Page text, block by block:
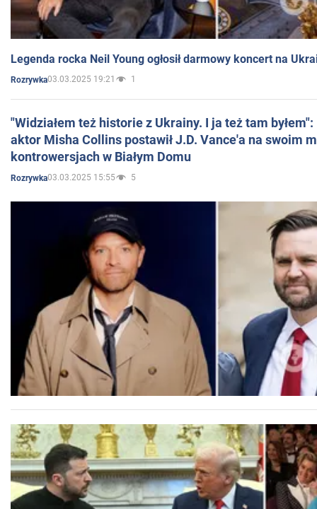
Legenda rocka Neil Young ogłosił darmowy koncert na
Rozrywka03.03.2025 19:21 1
"Widziałem też historie z Ukrainy. I ja też tam
aktor Misha Collins postawił J.D. Vance'a na swoim
kontrowersjach w Białym Domu
Rozrywka03.03.2025 15:55 5